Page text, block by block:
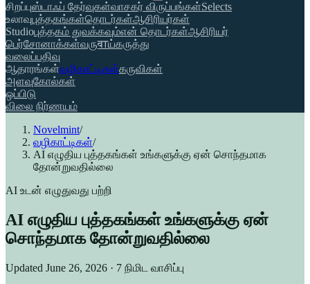
சிறப்புஸ்டாஃப் தேர்வுகள்வாசகர் விருப்பங்கள்Selects
உலாவுபுத்தகங்கள்தொடர்கள்ஆசிரியர்கள்
Studioபுத்தகம் துவக்கவும்என் தொடர்கள்ஆசிரியர்
பெர்சோனாக்கள்வருवाய்கருத்து
வலைப்பதிவு
ஆதாரங்கள்வழிகாட்டிகள்கருவிகள்
அளவுகோல்கள்
ஒப்பிடு
விலை நிர்ணயம்
Novelmint/
வழிகாட்டிகள்/
AI எழுதிய புத்தகங்கள் உங்களுக்கு ஏன் சொந்தமாக
தோன்றுவதில்லை
AI உடன் எழுதுவது பற்றி
AI எழுதிய புத்தகங்கள் உங்களுக்கு ஏன்
சொந்தமாக தோன்றுவதில்லை
Updated June 26, 2026 · 7 நிமிட வாசிப்பு